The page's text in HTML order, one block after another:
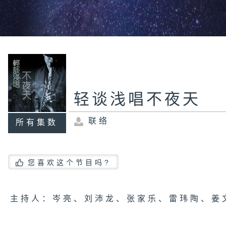
所有集数
轻谈浅唱不夜天
联络
您喜欢这个节目吗?
主持人：岑亮、刘沛龙、张家乐、雷玮陶、姜